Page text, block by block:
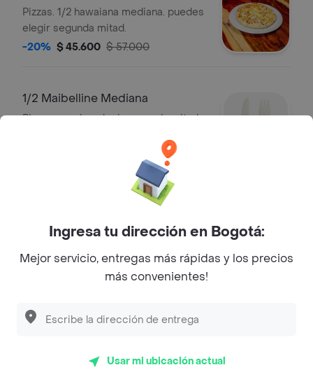
Pizzas. 1/2 hawaiana mediana. puedes
elegir segunda mitad.
-20% $ 45.600 $ 57.000
1/2 Maibelline Mediana
Pizzas. puedes elegir segunda mitad.
Pizzas. puedes elegir segunda mitad.
$ 45.600
1/2 Mexicana Mediana
Pizzas. puedes elegir segunda mitad.
Ingresa tu dirección en Bogotá:
Mejor servicio, entregas más rápidas y los precios
más convenientes!
Usar mi ubicación actual